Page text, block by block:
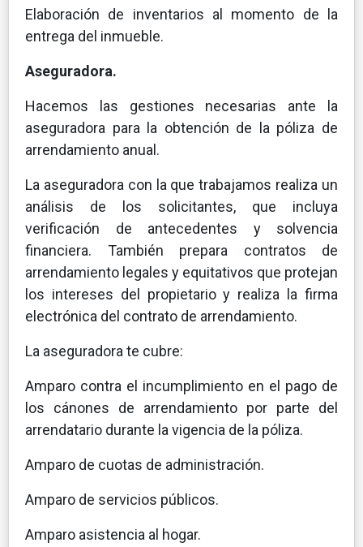
Elaboración de inventarios al momento de la
entrega del inmueble.
Aseguradora.
Hacemos las gestiones necesarias ante la
aseguradora para la obtención de la póliza de
arrendamiento anual.
La aseguradora con la que trabajamos realiza un
análisis de los solicitantes, que incluya
verificación de antecedentes y solvencia
financiera. También prepara contratos de
arrendamiento legales y equitativos que protejan
los intereses del propietario y realiza la firma
electrónica del contrato de arrendamiento.
La aseguradora te cubre:
Amparo contra el incumplimiento en el pago de
los cánones de arrendamiento por parte del
arrendatario durante la vigencia de la póliza.
Amparo de cuotas de administración.
Amparo de servicios públicos.
Amparo asistencia al hogar.